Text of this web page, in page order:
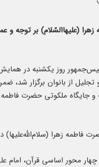
(علیهاالسّلام) بر توجه و
روز یکشنبه در
از بانوان برگزار شد،
جایگاه ملکوتی حضرت فاطمه
فاطمه زهرا
محور اساسی قرآن، امام